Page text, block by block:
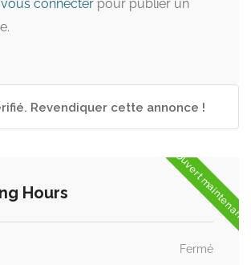
vous connecter pour publier un
Revendiquer cette annonce !
Ouvert maintenant
Hours
Fermé